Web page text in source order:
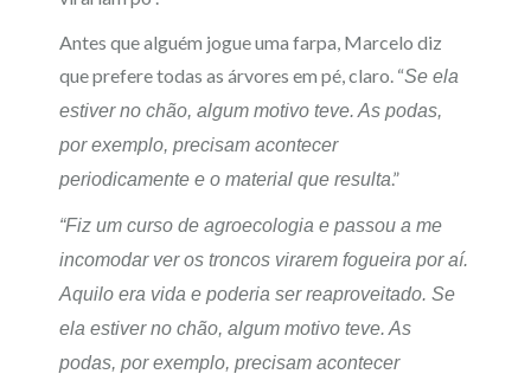
Antes que alguém jogue uma farpa, Marcelo diz
que prefere todas as árvores em pé, claro. “Se ela
estiver no chão, algum motivo teve. As podas,
por exemplo, precisam acontecer
periodicamente e o material que resulta.”
“Fiz um curso de agroecologia e passou a me
incomodar ver os troncos virarem fogueira por aí.
Aquilo era vida e poderia ser reaproveitado. Se
ela estiver no chão, algum motivo teve. As
podas, por exemplo, precisam acontecer